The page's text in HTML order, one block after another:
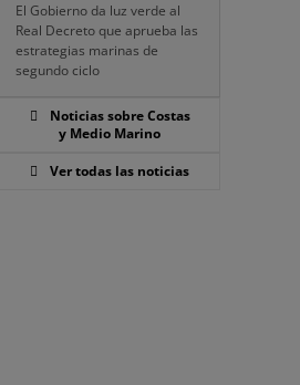
El Gobierno da luz verde al
Real Decreto que aprueba las
estrategias marinas de
segundo ciclo
Noticias sobre Costas
y Medio Marino
Ver todas las noticias